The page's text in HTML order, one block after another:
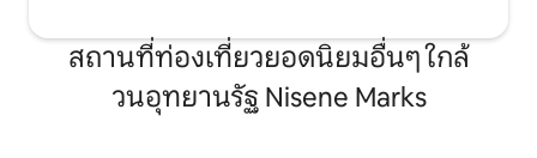
สถานที่ท่องเที่ยวยอดนิยมอื่นๆ ใกล้
วนอุทยานรัฐ Nisene Marks